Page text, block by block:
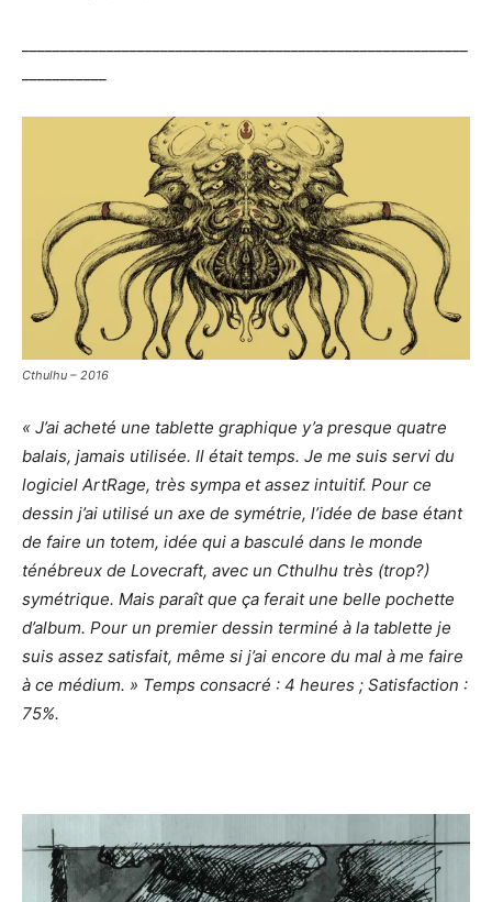
Cthulhu – 2016
« J’ai acheté une tablette graphique y’a presque quatre
balais, jamais utilisée. Il était temps. Je me suis servi du
logiciel ArtRage, très sympa et assez intuitif. Pour ce
dessin j’ai utilisé un axe de symétrie, l’idée de base étant
de faire un totem, idée qui a basculé dans le monde
ténébreux de Lovecraft, avec un Cthulhu très (trop?)
symétrique. Mais paraît que ça ferait une belle pochette
d’album. Pour un premier dessin terminé à la tablette je
suis assez satisfait, même si j’ai encore du mal à me faire
à ce médium. » Temps consacré : 4 heures ; Satisfaction :
75%.